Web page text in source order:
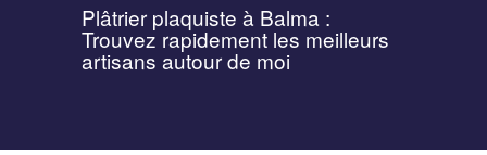
Plâtrier plaquiste à Balma :
Trouvez rapidement les meilleurs
artisans autour de moi